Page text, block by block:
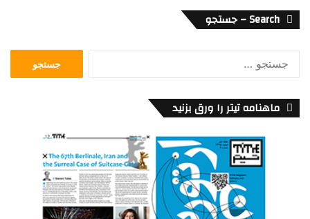
Search – جستجو
ماهنامه تیتر را ورق بزنید